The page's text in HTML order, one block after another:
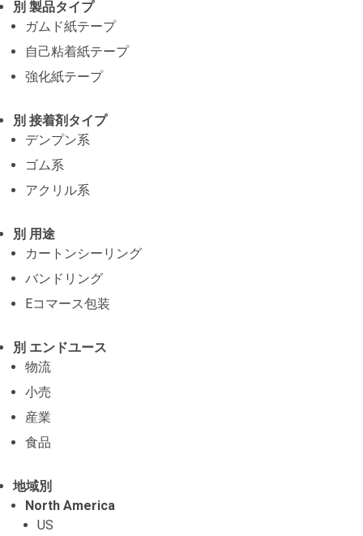
別 製品タイプ
ガムド紙テープ
自己粘着紙テープ
強化紙テープ
別 接着剤タイプ
デンプン系
ゴム系
アクリル系
別 用途
カートンシーリング
バンドリング
Eコマース包装
別 エンドユース
物流
小売
産業
食品
地域別
North America
US